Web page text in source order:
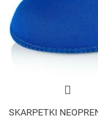
SKARPETKI